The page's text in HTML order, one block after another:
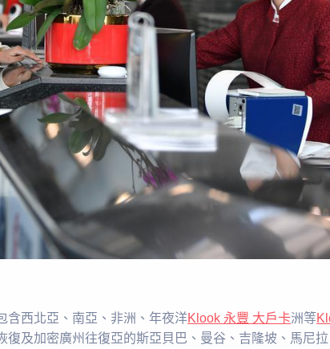
含西北亞、南亞、非洲、年夜洋Klook 永豐 大戶卡洲等
復及加密廣州往復亞的斯亞貝巴、曼谷、吉隆坡、馬尼